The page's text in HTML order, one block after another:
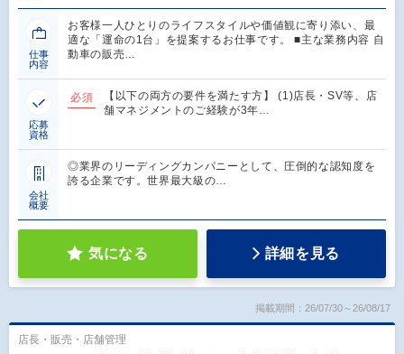
仕事
内容
お客様一人ひとりのライフスタイルや価値観に寄り添い、最
適な「運命の1台」を提案するお仕事です。 ■主な業務内容 自
動車の販売…
応募
資格
必須
【以下の両方の要件を満たす方】 (1)店長・SV等、店
舗マネジメントのご経験が3年…
会社
概要
◎業界のリーディングカンパニーとして、圧倒的な認知度を
誇る企業です。世界最大級の…
気になる 詳細を見る
掲載期間：26/07/30～26/08/17
店長・販売・店舗管理